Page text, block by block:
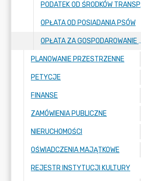
OPŁATA OD POSIADANIA PSÓW
OPŁATA ZA
PLANOWANIE PRZESTRZENNE
PETYCJE
FINANSE
ZAMÓWIENIA PUBLICZNE
NIERUCHOMOŚCI
OŚWIADCZENIA MAJĄTKOWE
REJESTR INSTYTUCJI KULTURY